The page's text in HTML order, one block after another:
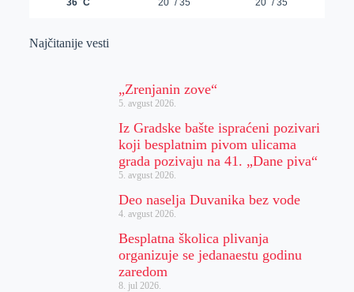
Najčitanije vesti
„Zrenjanin zove“
5. avgust 2026.
Iz Gradske bašte ispraćeni pozivari
koji besplatnim pivom ulicama
grada pozivaju na 41. „Dane piva“
5. avgust 2026.
Deo naselja Duvanika bez vode
4. avgust 2026.
Besplatna školica plivanja
organizuje se jedanaestu godinu
zaredom
8. jul 2026.